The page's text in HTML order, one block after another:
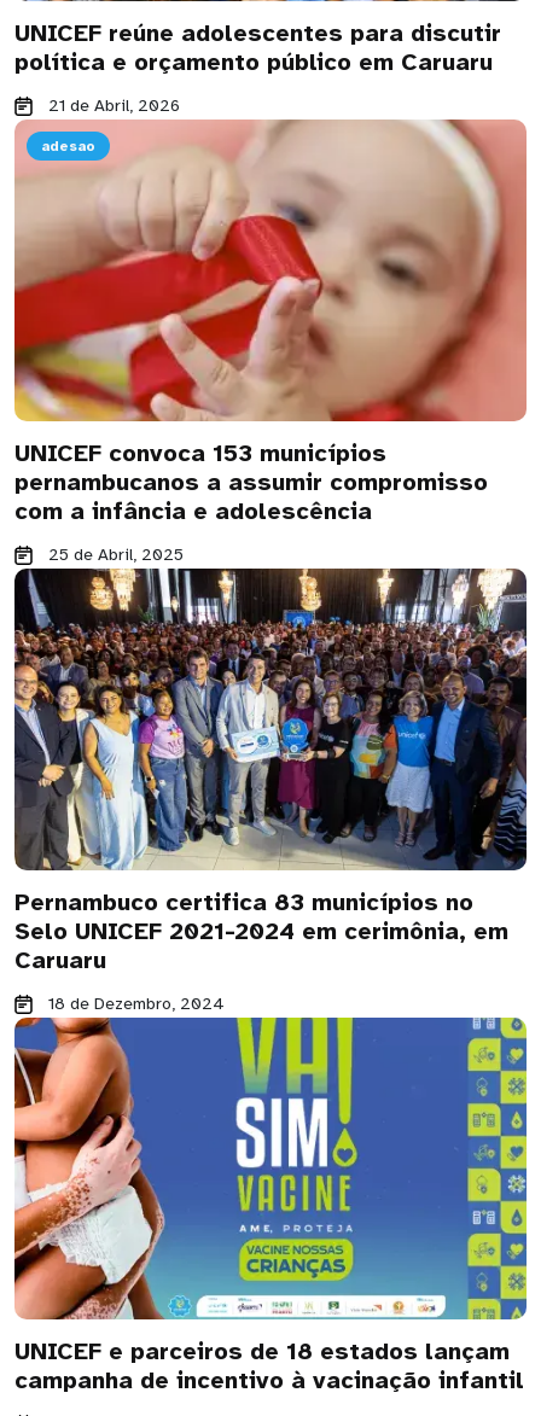
UNICEF reúne adolescentes para discutir
política e orçamento público em Caruaru
21 de Abril, 2026
adesao
UNICEF convoca 153 municípios
pernambucanos a assumir compromisso
com a infância e adolescência
25 de Abril, 2025
Pernambuco certifica 83 municípios no
Selo UNICEF 2021-2024 em cerimônia, em
Caruaru
18 de Dezembro, 2024
UNICEF e parceiros de 18 estados lançam
campanha de incentivo à vacinação infantil